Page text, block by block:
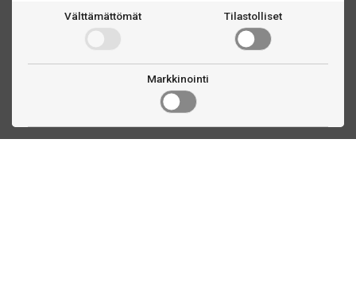
Välttämättömät Tilastolliset
Markkinointi